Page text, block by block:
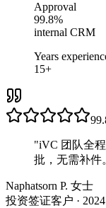
Approval
99.8%
internal CRM
Years
15+
"iVC 团队全
批，无需补件
Naphatsorn P. 女士
投资签证客户 · 2024